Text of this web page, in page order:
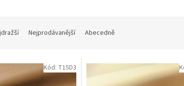
Nejprodávanější Abecedně
Kód: T15D3